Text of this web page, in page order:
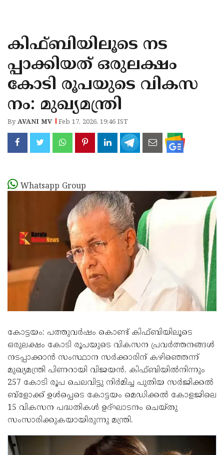
KANNUR
KASARAGOD
കിഫ്ബിയിലൂടെ നട
പ്പാക്കിയത് ഒരുലക്ഷം
കോടി രൂപയുടെ വികസ
നം: മുഖ്യമന്ത്രി
ByAVANI MV Feb 17, 2026, 19:46 IST
Whatsapp Group
കോട്ടയം: പത്തുവർഷം കൊണ്ട് കിഫ്ബിയിലൂടെ
ഒരുലക്ഷം കോടി രൂപയുടെ വികസന പ്രവർത്തനങ്ങൾ
നടപ്പാക്കാൻ സംസ്ഥാന സർക്കാരിന് കഴിഞ്ഞെന്ന്
മുഖ്യമന്ത്രി പിണറായി വിജയൻ. കിഫ്ബിയിൽനിന്നും
257 കോടി രൂപ ചെലവിട്ടു നിർമിച്ച പുതിയ സർജിക്കൽ
ബ്‌ളോക്ക് ഉൾപ്പെടെ കോട്ടയം മെഡിക്കൽ കോളജിലെ
15 വികസന പദ്ധതികൾ ഉദ്ഘാടനം ചെയ്തു
സംസാരിക്കുകയായിരുന്നു മന്ത്രി.